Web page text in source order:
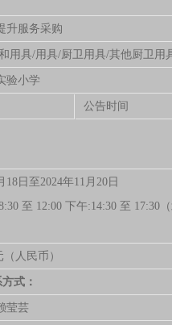
升服务采购
用具/用具/厨卫用具/其他厨卫用
验小学
公告时间
18日至2024年11月20日
至 12:00 下午:14:30 至 17:30
人民币）
式：
莹芸